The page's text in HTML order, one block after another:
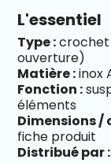
L'essentiel
Type :crochet
ouverture)
Matière :inox
Fonction :
éléments
Dimensions /
fiche produit
Distribué par :